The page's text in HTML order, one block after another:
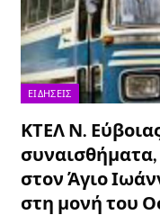
ΕΙΔΉΣΕΙΣ
ΚΤΕΛ Ν.
στον Άγιο
στη μονή του